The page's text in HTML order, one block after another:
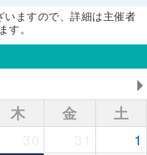
ますので、詳細は主催者
す。
木 金
土
1